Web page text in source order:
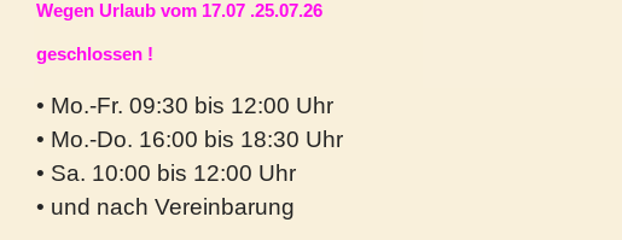
Wegen Urlaub vom 17.07 .25.07.26
geschlossen !
• Mo.-Fr. 09:30 bis 12:00 Uhr
• Mo.-Do. 16:00 bis 18:30 Uhr
• Sa. 10:00 bis 12:00 Uhr
• und nach Vereinbarung